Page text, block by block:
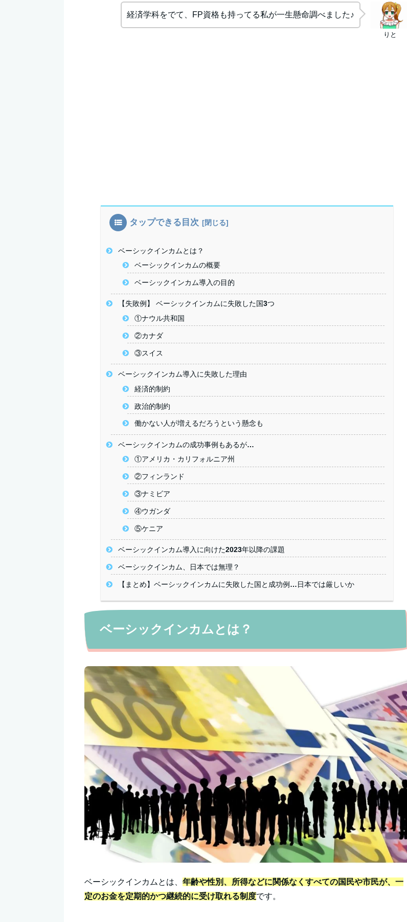
りと
経済学科をでて、FP資格も持ってる私が一生懸命調べました♪
タップできる目次
ベーシックインカムとは？
ベーシックインカムの概要
ベーシックインカム導入の目的
【失敗例】 ベーシックインカムに失敗した国3つ
①ナウル共和国
②カナダ
③スイス
ベーシックインカム導入に失敗した理由
経済的制約
政治的制約
働かない人が増えるだろうという懸念も
ベーシックインカムの成功事例もあるが…
①アメリカ・カリフォルニア州
②フィンランド
③ナミビア
④ウガンダ
⑤ケニア
ベーシックインカム導入に向けた2023年以降の課題
ベーシックインカム、日本では無理？
【まとめ】ベーシックインカムに失敗した国と成功例…日本では厳しいか
ベーシックインカムとは？
ベーシックインカムとは、 年齢や性別、所得などに関係なくすべての国民や市民が、一
定のお金を定期的かつ継続的に受け取れる制度です。